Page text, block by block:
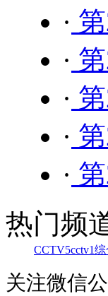
·
·
·
·
·
热门频
CCTV5cctv1综
关注微信